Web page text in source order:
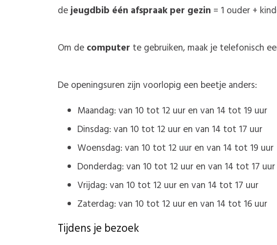
dejeugdbib één afspraak per gezin = 1 ouder +
Om de computer te gebruiken, maak je telefonisch
De openingsuren zijn voorlopig een beetje anders:
Maandag: van 10 tot 12 uur en van 14 tot 19 uur
Dinsdag: van 10 tot 12 uur en van 14 tot 17 uur
Woensdag: van 10 tot 12 uur en van 14 tot 19 uur
Donderdag: van 10 tot 12 uur en van 14 tot 17 uur
Vrijdag: van 10 tot 12 uur en van 14 tot 17 uur
Zaterdag: van 10 tot 12 uur en van 14 tot 16 uur
Tijdens je bezoek